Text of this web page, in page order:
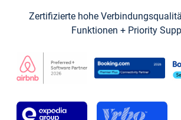
Zertifizierte hohe
Funktionen + Priority